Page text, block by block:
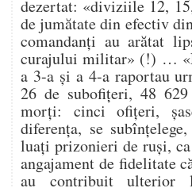
dezertat: «diviziile 12,
de jumătate din efectiv
comandanți au arătat
curajului militar» (!) …
a 3-a și a 4-a raportau
26 de subofițeri, 48
morți: cinci ofițeri,
diferența, se
luați prizonieri de ruși,
angajament de fidelitate
au contribuit ulterior